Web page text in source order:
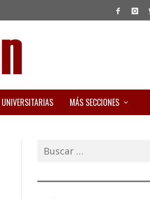
UNIVERSITARIAS MÁS SECCIONES
Buscar: